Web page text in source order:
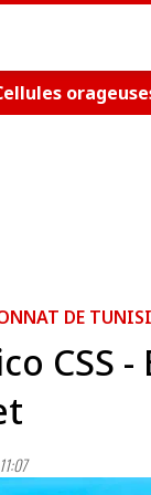
DE
CSS -